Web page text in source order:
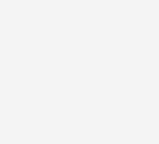
wie er sich